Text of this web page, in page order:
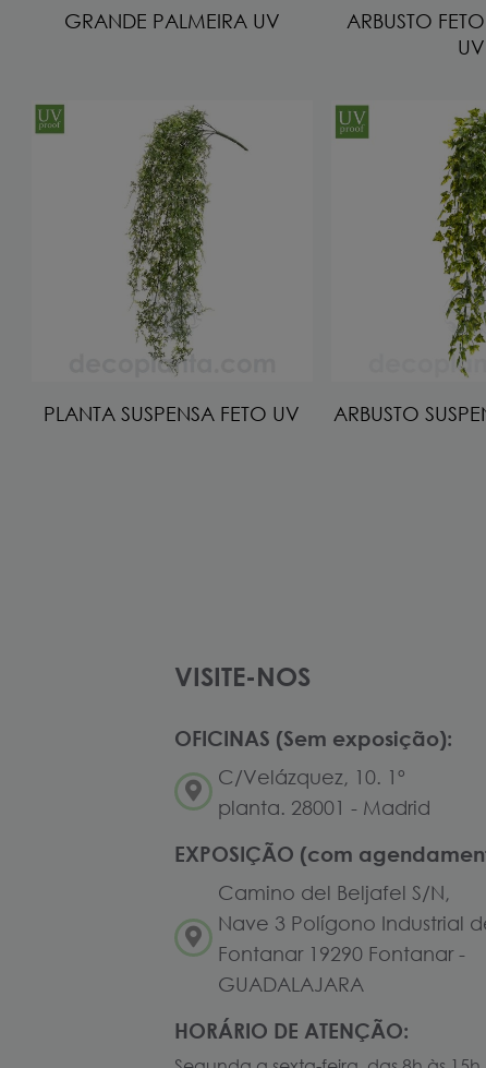
GRANDE PALMEIRA UV
ARBUSTO
UV
PLANTA SUSPENSA FETO UV ARBUSTO
VISITE-NOS
OFICINAS (Sem exposição):
C/Velázquez, 10. 1º
planta. 28001 - Madrid
EXPOSIÇÃO (com
Camino del Beljafel S/N,
Nave 3 Polígono Industrial
Fontanar 19290 Fontanar -
GUADALAJARA
HORÁRIO DE ATENÇÃO: